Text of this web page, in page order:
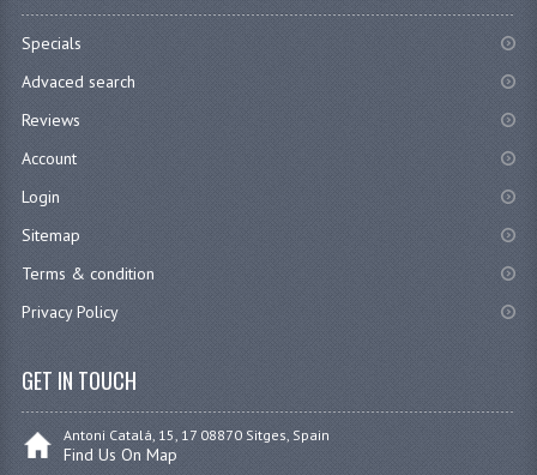
Specials
Advaced search
Reviews
Account
Login
Sitemap
Terms & condition
Privacy Policy
GET IN TOUCH
Antoni Catalá, 15, 17 08870 Sitges, Spain
Find Us On Map